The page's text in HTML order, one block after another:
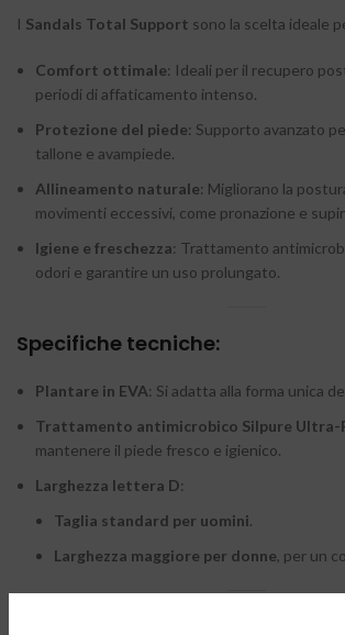
I Sandals Total Support sono la scelta ideale
Comfort ottimale: Ideali per il recupero
periodi di affaticamento intenso.
Protezione del piede: Supporto avanzato
tallone e avampiede.
Allineamento naturale: Migliorano la
movimenti eccessivi, come pronazione e
Igiene e freschezza: Trattamento
odori e garantire un uso prolungato.
Specifiche tecniche:
Plantare in EVA: Si adatta alla forma unica
Trattamento antimicrobico Silpure Ultra-
mantenere il piede fresco e igienico.
Larghezza lettera D:
Taglia standard per uomini.
Larghezza maggiore per donne, per un